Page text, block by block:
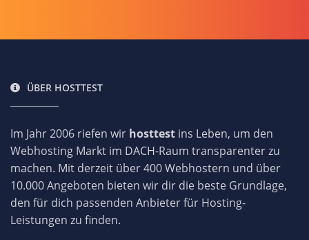
ÜBER HOSTTEST
Im Jahr 2006 riefen wir hosttest ins Leben, um den
Webhosting Markt im DACH-Raum transparenter zu
machen. Mit derzeit über 400 Webhostern und über
10.000 Angeboten bieten wir dir die beste Grundlage,
den für dich passenden Anbieter für Hosting-
Leistungen zu finden.